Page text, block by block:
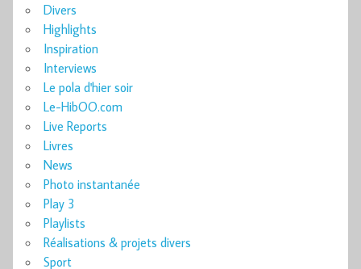
Divers
Highlights
Inspiration
Interviews
Le pola d'hier soir
Le-HibOO.com
Live Reports
Livres
News
Photo instantanée
Play 3
Playlists
Réalisations & projets divers
Sport